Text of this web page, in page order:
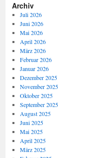
Archiv
Juli 2026
Juni 2026
Mai 2026
April 2026
März 2026
Februar 2026
Januar 2026
Dezember 2025
November 2025
Oktober 2025
September 2025
August 2025
Juni 2025
Mai 2025
April 2025
März 2025